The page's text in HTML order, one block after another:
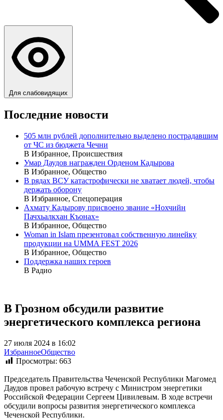
Для слабовидящих
Последние новости
505 млн рублей дополнительно выделено пострадавшим
от ЧС из бюджета Чечни
В Избранное, Происшествия
Умар Даудов награжден Орденом Кадырова
В Избранное, Общество
В рядах ВСУ катастрофически не хватает людей, чтобы
держать оборону
В Избранное, Спецоперация
Ахмату Кадырову присвоено звание «Нохчийн
Пачхьалкхан Къонах»
В Избранное, Общество
Woman in Islam презентовал собственную линейку
продукции на UMMA FEST 2026
В Избранное, Общество
Поддержка наших героев
В Радио
В Грозном обсудили развитие
энергетического комплекса региона
27 июля 2024 в 16:02
ИзбранноеОбщество
Просмотры: 663
Председатель Правительства Чеченской Республики Магомед
Даудов провел рабочую встречу с Министром энергетики
Российской Федерации Сергеем Цивилевым. В ходе встречи
обсудили вопросы развития энергетического комплекса
Чеченской Республики.